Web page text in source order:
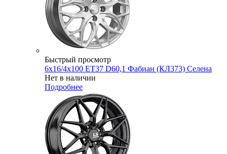
Быстрый просмотр
6x16/4x100 ET37 D60,1 Фабиан (КЛ373) Селена
Нет в наличии
Подробнее